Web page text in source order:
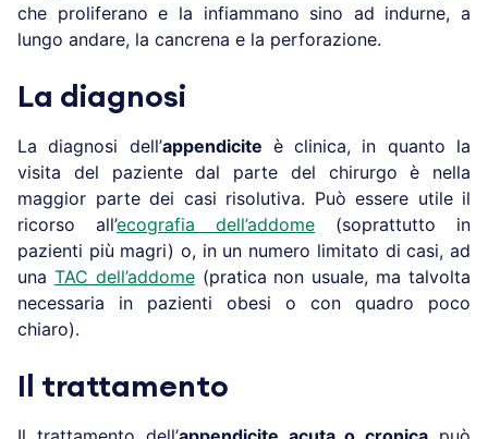
che proliferano e la infiammano sino ad indurne, a
lungo andare, la cancrena e la perforazione.
La diagnosi
La diagnosi dell’appendicite è clinica, in quanto la
visita del paziente dal parte del chirurgo è nella
maggior parte dei casi risolutiva. Può essere utile il
ricorso all’ecografia dell’addome (soprattutto in
pazienti più magri) o, in un numero limitato di casi, ad
una TAC dell’addome(pratica non usuale, ma talvolta
necessaria in pazienti obesi o con quadro poco
chiaro).
Il trattamento